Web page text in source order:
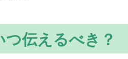
伝えるべき？